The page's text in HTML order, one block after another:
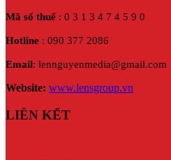
Mã số thuế: 0 3 1 3 4 7 4 5 9 0
Hotline : 090 377 2086
Email: lennguyenmedia@gmail.com
Website: www.lensgroup.vn
LIÊN KẾT